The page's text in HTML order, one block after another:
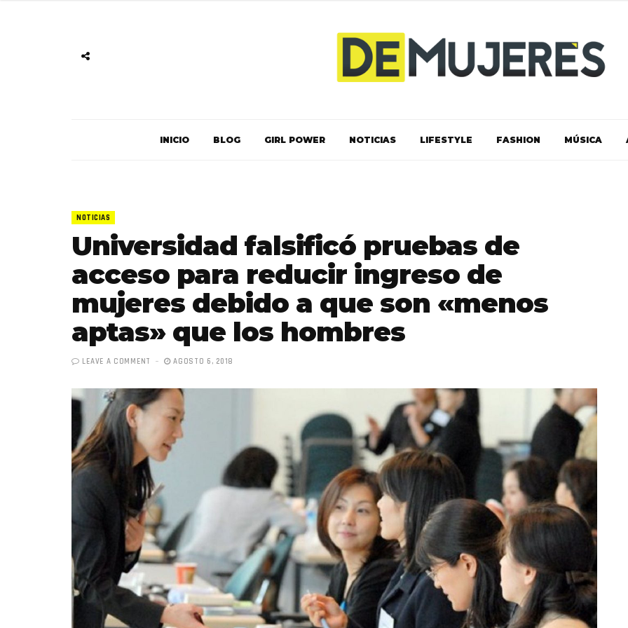
INICIO BLOG GIRL POWER NOTICIAS LIFESTYLE FASHION MÚSICA
NOTICIAS
Universidad falsificó pruebas de
acceso para reducir ingreso de
mujeres debido a que son «menos
aptas» que los hombres
LEAVE A COMMENT AGOSTO 6, 2018
«Bonitas», el nuevo
sencillo de Hendrix y
Totó la Momposina: el
adiós a la gran
cantadora que llevó las
raíces colombianas al
mundo a través de su
música